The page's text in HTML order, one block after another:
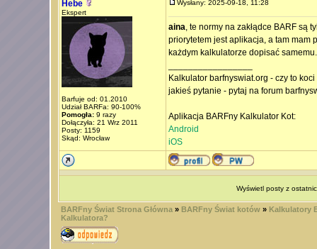
Hebe
Ekspert
Barfuje od: 01.2010
Udział BARFa: 90-100%
Pomogła:9 razy
Dołączyła: 21 Wrz 2011
Posty: 1159
Skąd: Wrocław
Wysłany: 2025-09-18, 11:28
aina, te normy na zakłądce BARF są
priorytetem jest aplikacja, a tam mam
każdym kalkulatorze dopisać samemu.
Kalkulator barfnyswiat.org - czy to
jakieś pytanie - pytaj na forum
Aplikacja BARFny Kalkulator Kot:
Android
iOS
Wyświetl posty z
BARFny Świat Strona Główna» BARFny Świat kotów» Kalkulatory
Kalkulatora?